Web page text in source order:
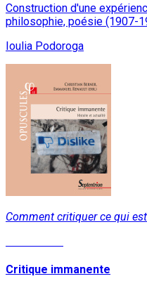
Construction d'une
philosophie, poésie (1907-
Ioulia Podoroga
Comment critiquer ce qui
Critique immanente